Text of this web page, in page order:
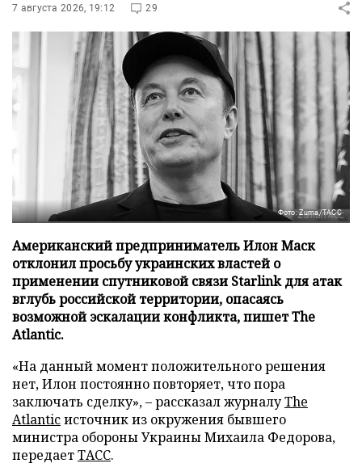
7 августа 2026, 19:12 29
Фото: Zuma/ТАСС
Американский предприниматель Илон Маск
отклонил просьбу украинских властей о
применении спутниковой связи Starlink для атак
вглубь российской территории, опасаясь
возможной эскалации конфликта, пишет The
Atlantic.
«На данный момент положительного решения
нет, Илон постоянно повторяет, что пора
заключать сделку», – рассказал журналуThe
Atlanticисточник из окружения бывшего
министра обороны Украины Михаила Федорова,
передаетТАСС.